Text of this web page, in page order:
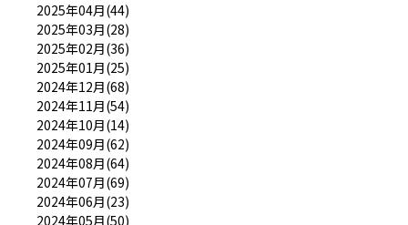
2025年04月(44)
2025年03月(28)
2025年02月(36)
2025年01月(25)
2024年12月(68)
2024年11月(54)
2024年10月(14)
2024年09月(62)
2024年08月(64)
2024年07月(69)
2024年06月(23)
2024年05月(50)